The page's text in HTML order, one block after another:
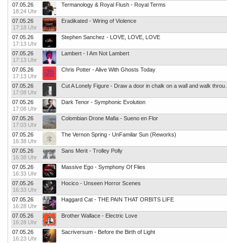
07.05.26
18:24 Uhr
Termanology & Royal Flush - Royal Terms
07.05.26
17:18 Uhr
Eradikated - Wiring of Violence
07.05.26
17:13 Uhr
Stephen Sanchez - LOVE, LOVE, LOVE
07.05.26
17:13 Uhr
Lambert - I Am Not Lambert
07.05.26
17:13 Uhr
Chris Potter - Alive With Ghosts Today
07.05.26
17:08 Uhr
07.05.26
17:08 Uhr
Dark Tenor - Symphonic Evolution
07.05.26
17:03 Uhr
Colombian Drone Mafia - Sueno en Flor
07.05.26
16:38 Uhr
The Vernon Spring - UnFamilar Sun (Reworks)
07.05.26
16:38 Uhr
Sans Merit - Trolley Polly
07.05.26
16:33 Uhr
Massive Ego - Symphony Of Flies
07.05.26
16:33 Uhr
Hocico - Unseen Horror Scenes
07.05.26
16:28 Uhr
Haggard Cat - THE PAIN THAT ORBITS LIFE
07.05.26
16:28 Uhr
Brother Wallace - Electric Love
07.05.26
16:23 Uhr
Sacriversum - Before the Birth of Light